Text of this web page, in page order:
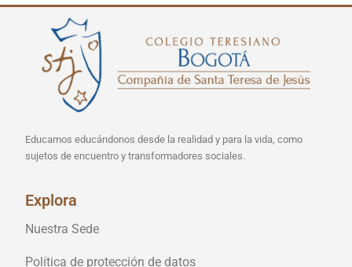
Educamos educándonos desde la realidad y para la vida, como
sujetos de encuentro y transformadores sociales.
Explora
Nuestra Sede
Política de protección de datos